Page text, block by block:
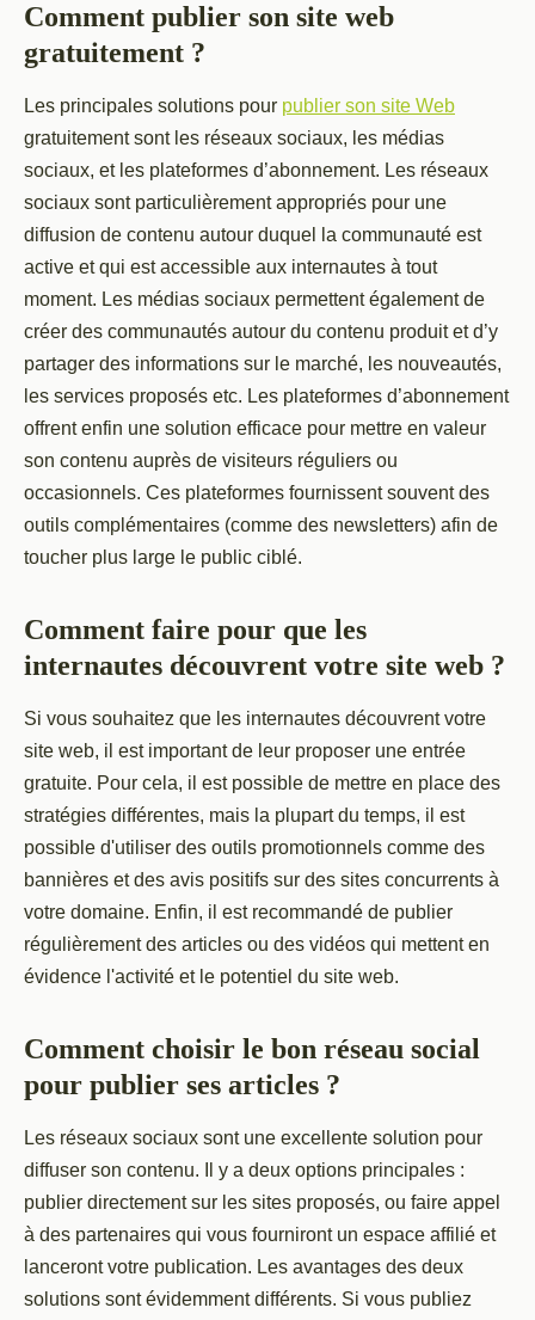
Comment publier son site web
gratuitement ?
Les principales solutions pour publier son site Web
gratuitement sont les réseaux sociaux, les médias
sociaux, et les plateformes d’abonnement. Les réseaux
sociaux sont particulièrement appropriés pour une
diffusion de contenu autour duquel la communauté est
active et qui est accessible aux internautes à tout
moment. Les médias sociaux permettent également de
créer des communautés autour du contenu produit et d’y
partager des informations sur le marché, les nouveautés,
les services proposés etc. Les plateformes d’abonnement
offrent enfin une solution efficace pour mettre en valeur
son contenu auprès de visiteurs réguliers ou
occasionnels. Ces plateformes fournissent souvent des
outils complémentaires (comme des newsletters) afin de
toucher plus large le public ciblé.
Comment faire pour que les
internautes découvrent votre site web ?
Si vous souhaitez que les internautes découvrent votre
site web, il est important de leur proposer une entrée
gratuite. Pour cela, il est possible de mettre en place des
stratégies différentes, mais la plupart du temps, il est
possible d'utiliser des outils promotionnels comme des
bannières et des avis positifs sur des sites concurrents à
votre domaine. Enfin, il est recommandé de publier
régulièrement des articles ou des vidéos qui mettent en
évidence l'activité et le potentiel du site web.
Comment choisir le bon réseau social
pour publier ses articles ?
Les réseaux sociaux sont une excellente solution pour
diffuser son contenu. Il y a deux options principales :
publier directement sur les sites proposés, ou faire appel
à des partenaires qui vous fourniront un espace affilié et
lanceront votre publication. Les avantages des deux
solutions sont évidemment différents. Si vous publiez